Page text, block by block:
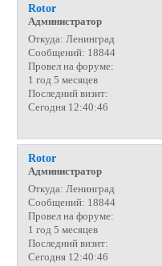
Rotor
Администратор
Откуда: Ленинград
Сообщений: 18844
Провел на форуме:
1 год 5 месяцев
Последний визит:
Сегодня 12:40:46
Rotor
Администратор
Откуда: Ленинград
Сообщений: 18844
Провел на форуме:
1 год 5 месяцев
Последний визит:
Сегодня 12:40:46